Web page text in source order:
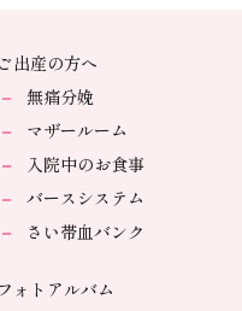
ご出産の方へ
無痛分娩
マザールーム
入院中のお食事
バースシステム
さい帯血バンク
フォトアルバム